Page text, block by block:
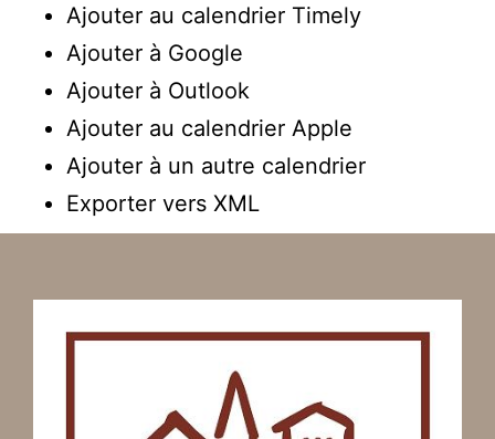
Ajouter au calendrier Timely
Ajouter à Google
Ajouter à Outlook
Ajouter au calendrier Apple
Ajouter à un autre calendrier
Exporter vers XML